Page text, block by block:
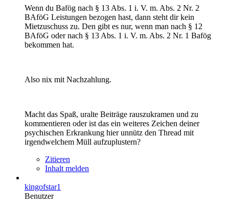
Wenn du Bafög nach § 13 Abs. 1 i. V. m. Abs. 2 Nr. 2
BAföG Leistungen bezogen hast, dann steht dir kein
Mietzuschuss zu. Den gibt es nur, wenn man nach § 12
BAföG oder nach § 13 Abs. 1 i. V. m. Abs. 2 Nr. 1 Bafög
bekommen hat.
Also nix mit Nachzahlung.
Macht das Spaß, uralte Beiträge rauszukramen und zu
kommentieren oder ist das ein weiteres Zeichen deiner
psychischen Erkrankung hier unnütz den Thread mit
irgendwelchem Müll aufzuplustern?
Zitieren
Inhalt melden
kingofstar1
Benutzer